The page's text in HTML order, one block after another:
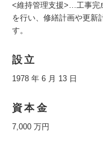
<維持管理支援>…工事完
を行い、修繕計画や更新
す。
設立
1978 年 6 月 13 日
資本金
7,000 万円